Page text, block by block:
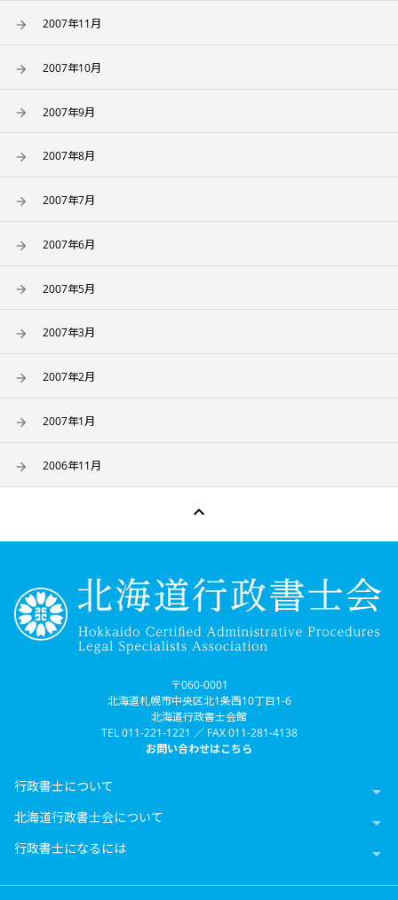
2007年11月
2007年10月
2007年9月
2007年8月
2007年7月
2007年6月
2007年5月
2007年3月
2007年2月
2007年1月
2006年11月

〒060-0001
北海道札幌市中央区北1条西10丁目1-6
北海道行政書士会館
TEL 011-221-1221 ／ FAX 011-281-4138
お問い合わせはこちら
行政書士について 
北海道行政書士会について 
行政書士になるには 